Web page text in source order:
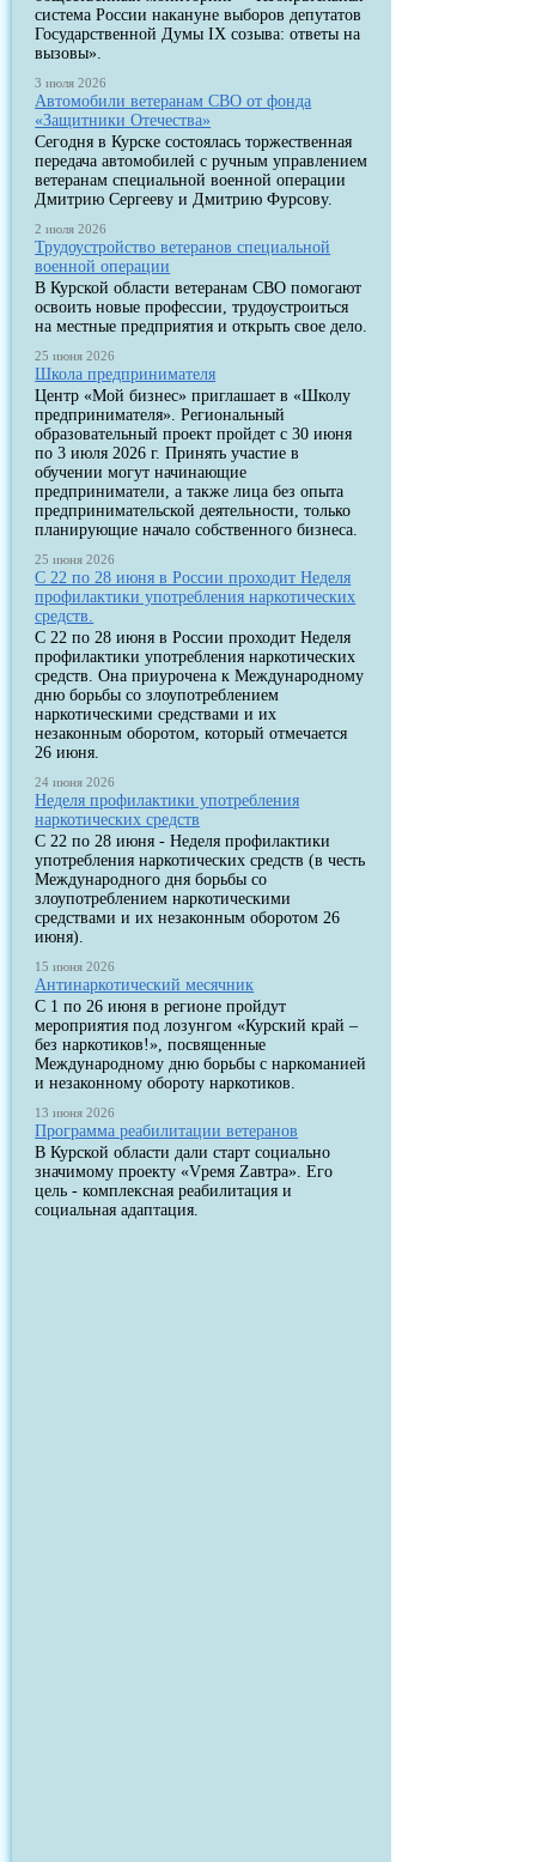
система России накануне выборов депутатов
Государственной Думы IX созыва: ответы на
вызовы».
3 июля 2026
Автомобили ветеранам СВО от фонда
«Защитники Отечества»
Сегодня в Курске состоялась торжественная
передача автомобилей с ручным управлением
ветеранам специальной военной операции
Дмитрию Сергееву и Дмитрию Фурсову.
2 июля 2026
Трудоустройство ветеранов специальной
военной операции
В Курской области ветеранам СВО помогают
освоить новые профессии, трудоустроиться
на местные предприятия и открыть свое дело.
25 июня 2026
Школа предпринимателя
Центр «Мой бизнес» приглашает в «Школу
предпринимателя». Региональный
образовательный проект пройдет с 30 июня
по 3 июля 2026 г. Принять участие в
обучении могут начинающие
предприниматели, а также лица без опыта
предпринимательской деятельности, только
планирующие начало собственного бизнеса.
25 июня 2026
С 22 по 28 июня в России проходит Неделя
профилактики употребления наркотических
средств.
С 22 по 28 июня в России проходит Неделя
профилактики употребления наркотических
средств. Она приурочена к Международному
дню борьбы со злоупотреблением
наркотическими средствами и их
незаконным оборотом, который отмечается
26 июня.
24 июня 2026
Неделя профилактики употребления
наркотических средств
С 22 по 28 июня - Неделя профилактики
употребления наркотических средств (в честь
Международного дня борьбы со
злоупотреблением наркотическими
средствами и их незаконным оборотом 26
июня).
15 июня 2026
Антинаркотический месячник
С 1 по 26 июня в регионе пройдут
мероприятия под лозунгом «Курский край –
без наркотиков!», посвященные
Международному дню борьбы с наркоманией
и незаконному обороту наркотиков.
13 июня 2026
Программа реабилитации ветеранов
В Курской области дали старт социально
значимому проекту «Vремя Zавтра». Его
цель - комплексная реабилитация и
социальная адаптация.